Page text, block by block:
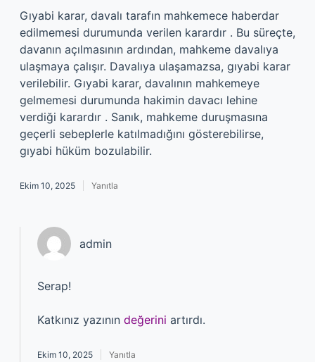
Gıyabi karar, davalı tarafın mahkemece haberdar
edilmemesi durumunda verilen karardır . Bu süreçte,
davanın açılmasının ardından, mahkeme davalıya
ulaşmaya çalışır. Davalıya ulaşamazsa, gıyabi karar
verilebilir. Gıyabi karar, davalının mahkemeye
gelmemesi durumunda hakimin davacı lehine
verdiği karardır . Sanık, mahkeme duruşmasına
geçerli sebeplerle katılmadığını gösterebilirse,
gıyabi hüküm bozulabilir.
Ekim 10, 2025 Yanıtla
admin
Serap!
Katkınız yazının değerini artırdı.
Ekim 10, 2025 Yanıtla